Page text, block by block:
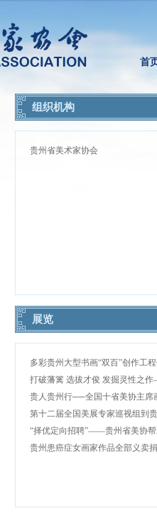
首
组织机构
贵州省美术家协会
展览
贵人贵州行──全国十省美协主席
贵州患癌症女画家作品全部义卖